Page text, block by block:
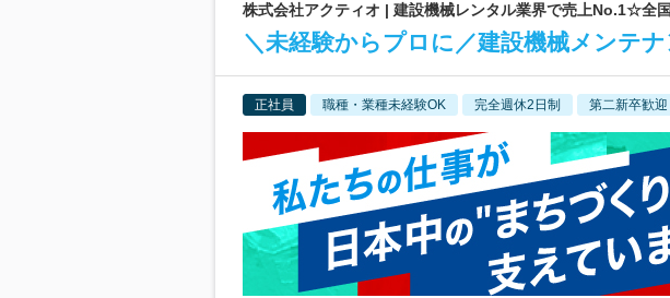
株式会社アクティオ | 建設機械レンタル業界で売上No.1☆全
＼未経験からプロに／建設機械メンテナ
正社員 職種・業種未経験OK 完全週休2日制 第二新卒歓迎